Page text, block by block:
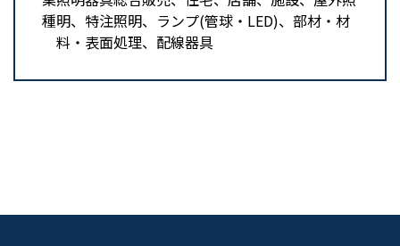
種明、特注照明、ランプ(管球・LED)、部材・材
料・表面処理、配線器具